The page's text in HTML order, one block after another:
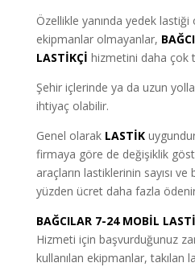
Özellikle yanında yedek
ekipmanlar olmayanlar,
LASTİKÇİ hizmetini daha çok
Şehir içlerinde ya da uzun
ihtiyaç olabilir.
Genel olarak LASTİK
firmaya göre de değişiklik
araçların lastiklerinin sayısı
yüzden ücret daha fazla
BAĞCILAR 7-24 MOBİL
Hizmeti için başvurduğunuz
kullanılan ekipmanlar, takılan